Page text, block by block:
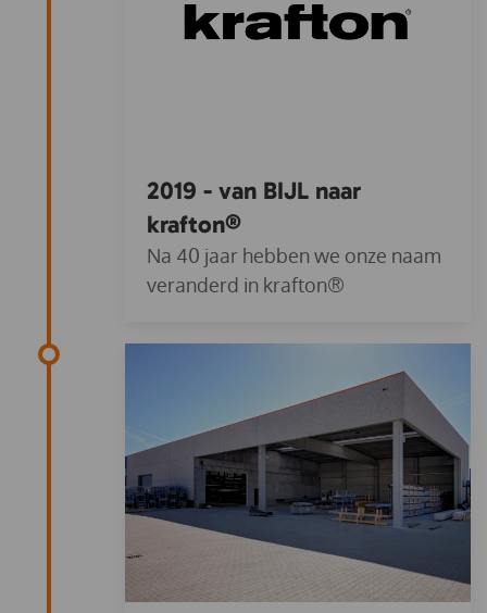
2019 - van BIJL naar
krafton®
Na 40 jaar hebben we onze naam
veranderd in krafton®